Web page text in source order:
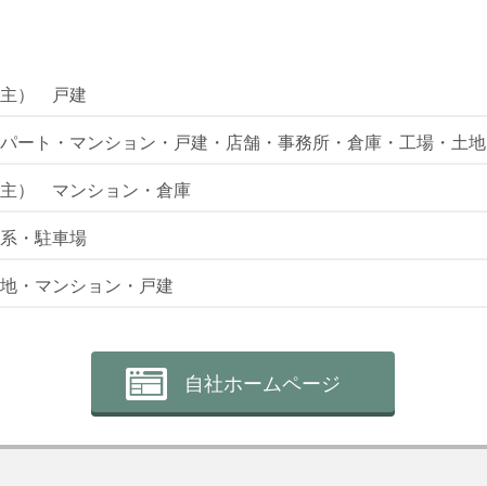
主） 戸建
ート・マンション・戸建・店舗・事務所・倉庫・工場・土地
） マンション・倉庫
・駐車場
・マンション・戸建
自社ホームページ